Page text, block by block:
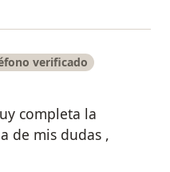
verificado
completa la
de mis dudas ,